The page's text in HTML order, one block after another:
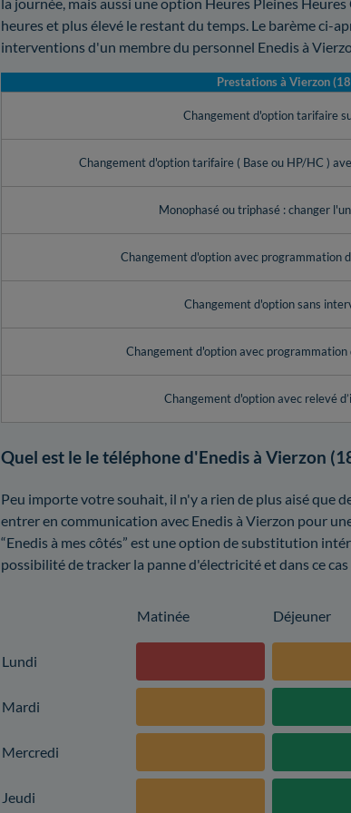
la journée, mais aussi une option Heures Pleines
heures et plus élevé le restant du temps. Le barème ci-
interventions d'un membre du personnel Enedis à
Prestations à Vierzon
Changement d'option tarifaire
Changement d'option tarifaire ( Base ou HP/HC )
Monophasé ou triphasé : changer
Changement d'option avec programmation
Changement d'option sans
Changement d'option avec
Changement d'option avec relevé
Quel est le le téléphone d'Enedis à Vierzon
Peu importe votre souhait, il n'y a rien de plus aisé que
entrer en communication avec Enedis à Vierzon pour
“Enedis à mes côtés” est une option de substitution
possibilité de tracker la panne d'électricité et dans ce
Matinée Déjeuner
Lundi
Mardi
Mercredi
Jeudi